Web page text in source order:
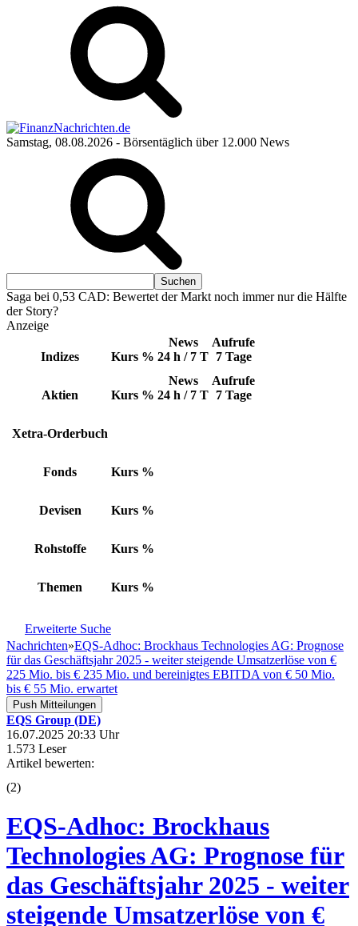
Samstag, 08.08.2026 - Börsentäglich über 12.000 News
Saga bei 0,53 CAD: Bewertet der Markt noch immer nur die Hälfte
der Story?
Anzeige
Indizes Kurs %
News
24 h / 7 T
Aufrufe
7 Tage
Aktien Kurs %
News
24 h / 7 T
Aufrufe
7 Tage
Xetra-Orderbuch
Fonds Kurs %
Devisen Kurs %
Rohstoffe Kurs %
Themen Kurs %
Erweiterte Suche
Nachrichten»EQS-Adhoc: Brockhaus Technologies AG: Prognose
für das Geschäftsjahr 2025 - weiter steigende Umsatzerlöse von €
225 Mio. bis € 235 Mio. und bereinigtes EBITDA von € 50 Mio.
bis € 55 Mio. erwartet
Push Mitteilungen
EQS Group (DE)
16.07.2025 20:33 Uhr
1.573 Leser
Artikel bewerten:
(2)
EQS-Adhoc: Brockhaus
Technologies AG: Prognose für
das Geschäftsjahr 2025 - weiter
steigende Umsatzerlöse von €